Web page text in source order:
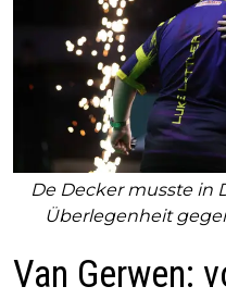
De Decker musste in
Überlegenheit
Van Gerwen: